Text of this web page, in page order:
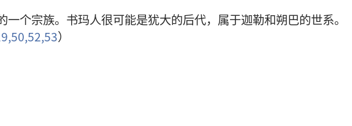
一个宗族。书玛人很可能是犹大的后代，属于迦勒和朔巴的世系。
50,52,53）